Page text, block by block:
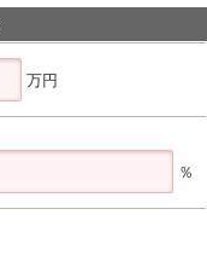
万円
％